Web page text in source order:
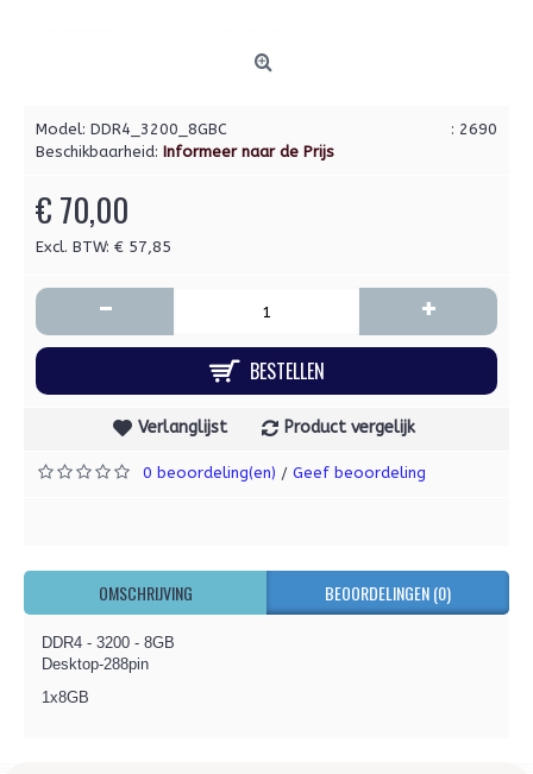
: 2690
Model: DDR4_3200_8GBC
Beschikbaarheid: Informeer naar de Prijs
€ 70,00
Excl. BTW: € 57,85
- +
BESTELLEN
Verlanglijst Product vergelijk
0 beoordeling(en) / Geef beoordeling
OMSCHRIJVING BEOORDELINGEN (0)
DDR4 - 3200 - 8GB
Desktop-288pin
1x8GB